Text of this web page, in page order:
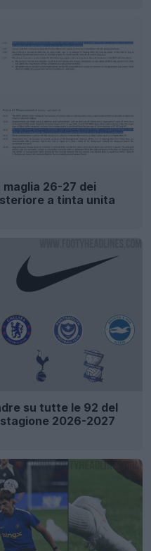
26-27 dei
a tinta unita
su tutte le 92 del
2026-2027